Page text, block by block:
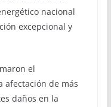
nacional
excepcional y
el
afectación de más
daños en la